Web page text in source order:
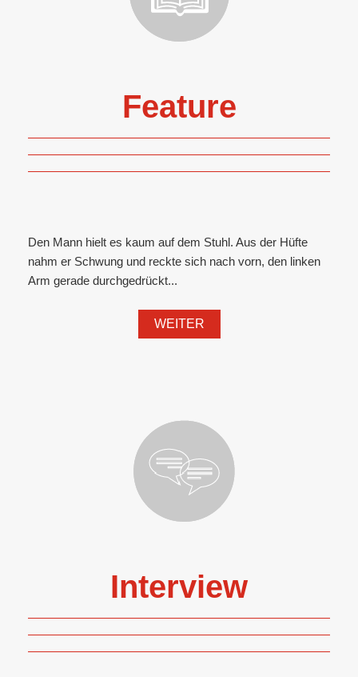
Feature
Den Mann hielt es kaum auf dem Stuhl. Aus der Hüfte
nahm er Schwung und reckte sich nach vorn, den linken
Arm gerade durchgedrückt...
WEITER
Interview